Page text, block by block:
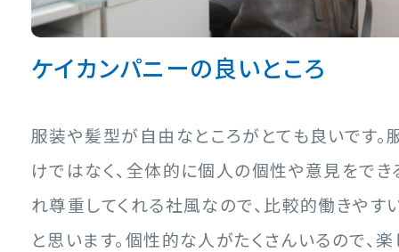
ケイカンパニーの良いところ
服装や髪型が自由なところがとても良いです。
けではなく、全体的に個人の個性や意見をでき
れ尊重してくれる社風なので、比較的働きやす
と思います。個性的な人がたくさんいるので、楽